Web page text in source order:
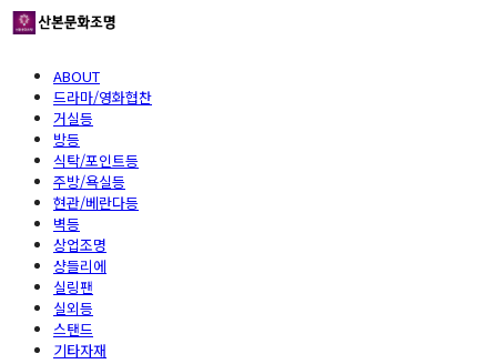
ABOUT
드라마/영화협찬
거실등
방등
식탁/포인트등
주방/욕실등
현관/베란다등
벽등
상업조명
샹들리에
실링팬
실외등
스탠드
기타자재